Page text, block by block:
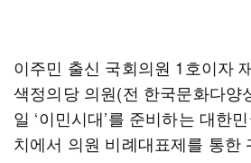
이주민 출신 국회의원 1호이자
색정의당 의원(전 한국문화다양
일 ‘이민시대’를 준비하는 대한
치에서 의원 비례대표제를 통한